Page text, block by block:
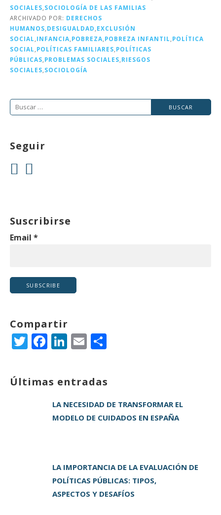
r b
o
o
k
dI
n
a
rt
ir
SOCIALES SOCIOLOGÍA DE LAS FAMILIAS
ARCHIVADO POR: DERECHOS
HUMANOS DESIGUALDAD EXCLUSIÓN
SOCIAL INFANCIA POBREZA POBREZA INFANTIL POLÍTICA
SOCIAL POLÍTICAS FAMILIARES POLÍTICAS
PÚBLICAS PROBLEMAS SOCIALES RIESGOS
SOCIALES SOCIOLOGÍA
Buscar:
Seguir
Suscribirse
Email *
Compartir
T
it
te
F
e
b
o
Li
k
e
dI
n
E
ai
l p
a
rt
Últimas entradas
LA NECESIDAD DE TRANSFORMAR EL
MODELO DE CUIDADOS EN ESPAÑA
LA IMPORTANCIA DE LA EVALUACIÓN DE
POLÍTICAS PÚBLICAS: TIPOS,
ASPECTOS Y DESAFÍOS